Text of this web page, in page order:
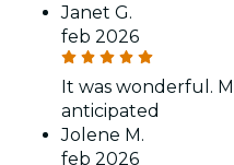
Janet G.
feb 2026
It was wonderful.
anticipated
Jolene M.
feb 2026